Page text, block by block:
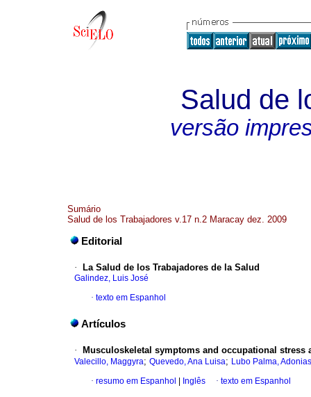
Salud de
versão
Sumário
Salud de los Trabajadores v.17 n.2 Maracay dez. 2009
Editorial
· La Salud de los Trabajadores de la Salud
Galindez, Luis José
· texto em Espanhol
Artículos
· Musculoskeletal symptoms and occupational
Valecillo, Maggyra; Quevedo, Ana Luisa; Lubo Palma, Adonias
· resumo em Espanhol Inglês · texto em Espanhol